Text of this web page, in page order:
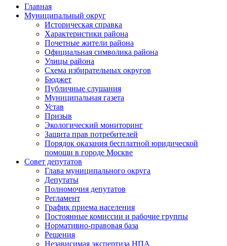
Главная
Муниципальный округ
Историческая справка
Характеристики района
Почетные жители района
Официальная символика района
Улицы района
Схема избирательных округов
Бюджет
Публичные слушания
Муниципальная газета
Устав
Призыв
Экологический мониторинг
Защита прав потребителей
Порядок оказания бесплатной юридической
помощи в городе Москве
Совет депутатов
Глава муниципального округа
Депутаты
Полномочия депутатов
Регламент
График приема населения
Постоянные комиссии и рабочие группы
Нормативно-правовая база
Решения
Независимая экспертиза НПА